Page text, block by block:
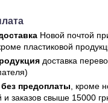
Новой почтой
пластиковой
доставка
предоплаты , кроме
и заказов свыше 15000